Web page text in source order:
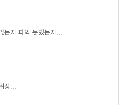
는지 파악 못했는지...
장...